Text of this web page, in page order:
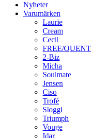
Nyheter
Varumärken
Laurie
Cream
Cecil
FREE/QUENT
2-Biz
Micha
Soulmate
Jensen
Ciso
Trofé
Sloggi
Triumph
Vouge
Idar